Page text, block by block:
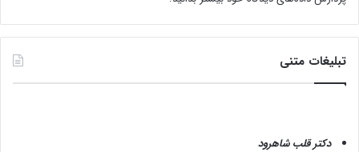
گ
ا
ه
تبلیغات متنی
دکتر قلب شاهرود